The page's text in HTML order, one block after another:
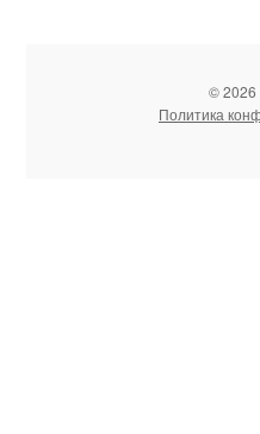
© 2026
Политика